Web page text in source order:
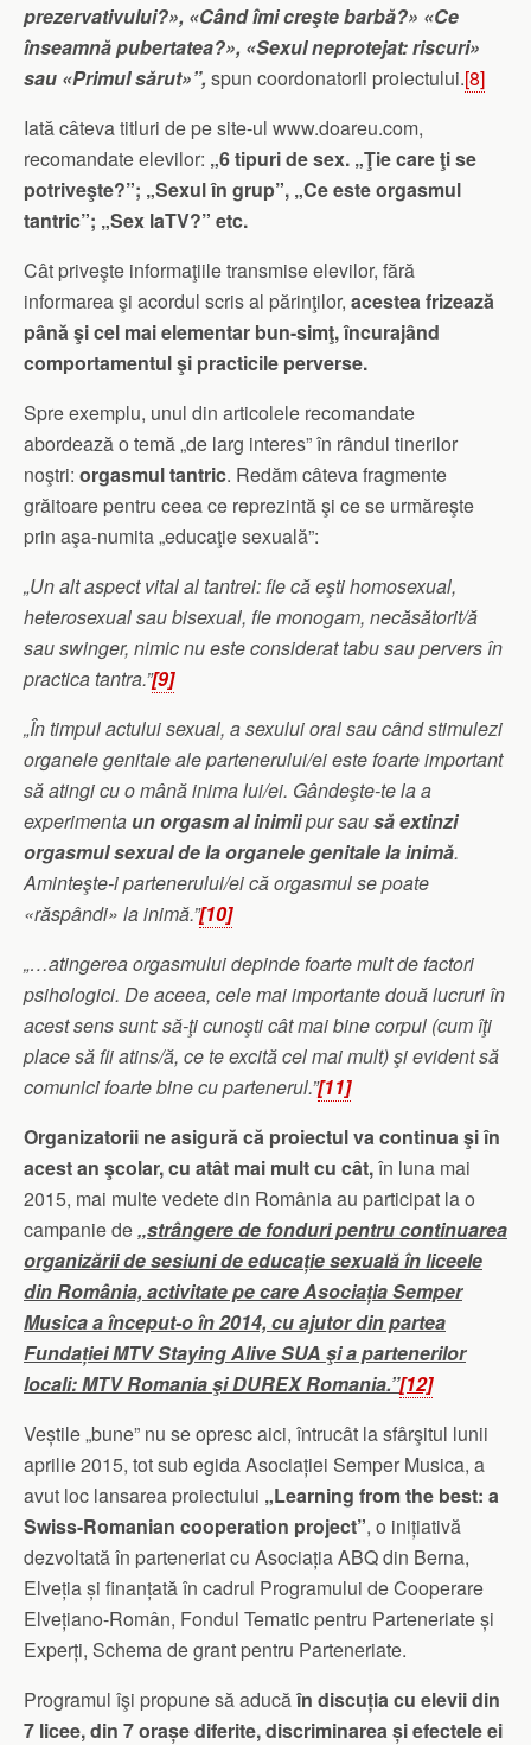
prezervativului?», «Când îmi creşte barbă?» «Ce
înseamnă pubertatea?», «Sexul neprotejat: riscuri»
sau «Primul sărut»”, spun coordonatorii proiectului.[8]
Iată câteva titluri de pe site-ul www.doareu.com,
recomandate elevilor: „6 tipuri de sex. „Ţie care ţi se
potriveşte?”; „Sexul în grup”, „Ce este orgasmul
tantric”; „Sex laTV?” etc.
Cât priveşte informaţiile transmise elevilor, fără
informarea şi acordul scris al părinţilor, acestea frizează
până şi cel mai elementar bun-simţ, încurajând
comportamentul şi practicile perverse.
Spre exemplu, unul din articolele recomandate
abordează o temă „de larg interes” în rândul tinerilor
noştri: orgasmul tantric. Redăm câteva fragmente
grăitoare pentru ceea ce reprezintă şi ce se urmăreşte
prin aşa-numita „educaţie sexuală”:
„Un alt aspect vital al tantrei: fie că eşti homosexual,
heterosexual sau bisexual, fie monogam, necăsătorit/ă
sau swinger, nimic nu este considerat tabu sau pervers în
practica tantra.”[9]
„În timpul actului sexual, a sexului oral sau când stimulezi
organele genitale ale partenerului/ei este foarte important
să atingi cu o mână inima lui/ei. Gândeşte-te la a
experimentaun orgasm al inimiipur sausă extinzi
orgasmul sexual de la organele genitale la inimă.
Aminteşte-i partenerului/ei că orgasmul se poate
«răspândi» la inimă.”[10]
„…atingerea orgasmului depinde foarte mult de factori
psihologici. De aceea, cele mai importante două lucruri în
acest sens sunt: să-ţi cunoşti cât mai bine corpul (cum îţi
place să fii atins/ă, ce te excită cel mai mult) şi evident să
comunici foarte bine cu partenerul.”[11]
Organizatorii ne asigură că proiectul va continua şi în
acest an şcolar, cu atât mai mult cu cât,în luna mai
2015, mai multe vedete din România au participat la o
campanie de„strângere de fonduri pentru continuarea
organizării de sesiuni de educație sexuală în liceele
din România, activitate pe care Asociația Semper
Musica a început-o în 2014, cu ajutor din partea
Fundației MTV Staying Alive SUA şi a partenerilor
locali: MTV Romania şi DUREX Romania.”[12]
Veștile „bune” nu se opresc aici, întrucât la sfârşitul lunii
aprilie 2015, tot sub egida Asociației Semper Musica, a
avut loc lansarea proiectului „Learning from the best: a
Swiss-Romanian cooperation project”, o inițiativă
dezvoltată în parteneriat cu Asociația ABQ din Berna,
Elveția și finanțată în cadrul Programului de Cooperare
Elvețiano-Român, Fondul Tematic pentru Parteneriate și
Experți, Schema de grant pentru Parteneriate.
Programul îşi propune să aducăîn discuția cu elevii din
7 licee, din 7 orașe diferite, discriminarea și efectele ei